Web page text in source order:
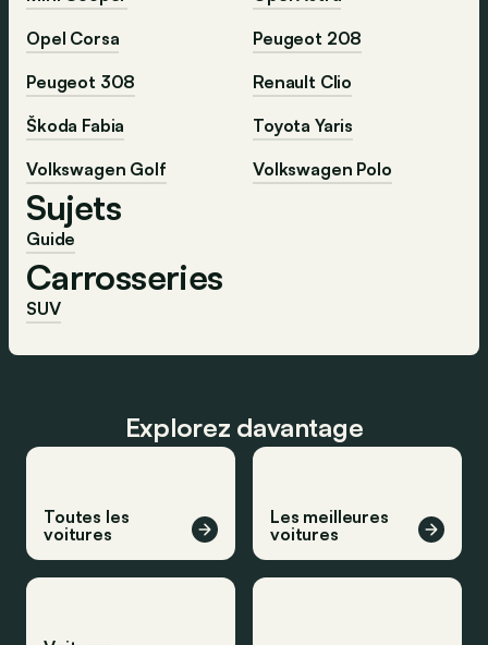
Opel Corsa
Peugeot 208
Peugeot 308
Renault Clio
Škoda Fabia
Toyota Yaris
Volkswagen Golf
Volkswagen Polo
Sujets
Guide
Carrosseries
SUV
Explorez davantage
Toutes les
voitures
Les meilleures
voitures